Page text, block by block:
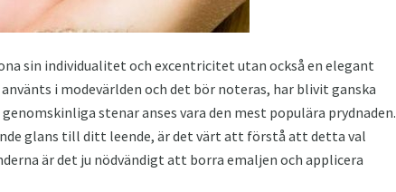
sin individualitet och excentricitet utan också en elegant
i modevärlden och det bör noteras, har blivit ganska
stenar anses vara den mest populära prydnaden.
glans till ditt leende, är det värt att förstå att detta val
är det ju nödvändigt att borra emaljen och applicera